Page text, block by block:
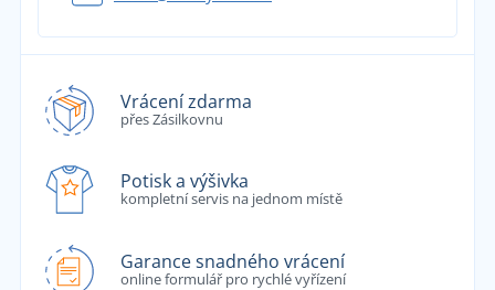
Vrácení zdarma
přes Zásilkovnu
Potisk a výšivka
kompletní servis na jednom místě
Garance snadného vrácení
online formulář pro rychlé vyřízení